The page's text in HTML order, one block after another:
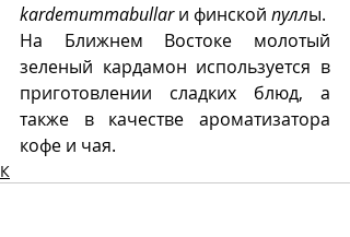
kardemummabullar и финской пуллы.
На Ближнем Востоке молотый
зеленый кардамон используется в
приготовлении сладких блюд, а
также в качестве ароматизатора
кофе и чая.
К